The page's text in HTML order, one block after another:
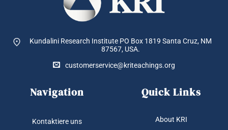
Kundalini Research Institute PO Box 1819 Santa Cruz, NM
87567, USA.
customerservice@kriteachings.org
Navigation
Kontaktiere uns
Quick Links
About KRI